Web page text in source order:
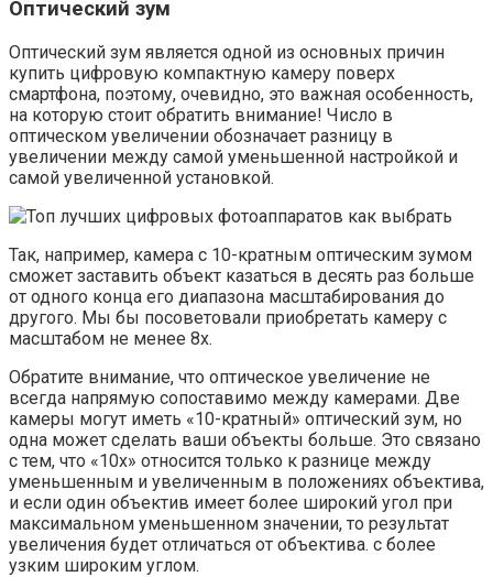
Оптический зум
Оптический зум является одной из основных причин
купить цифровую компактную камеру поверх
смартфона, поэтому, очевидно, это важная особенность,
на которую стоит обратить внимание! Число в
оптическом увеличении обозначает разницу в
увеличении между самой уменьшенной настройкой и
самой увеличенной установкой.
Так, например, камера с 10-кратным оптическим зумом
сможет заставить объект казаться в десять раз больше
от одного конца его диапазона масштабирования до
другого. Мы бы посоветовали приобретать камеру с
масштабом не менее 8x.
Обратите внимание, что оптическое увеличение не
всегда напрямую сопоставимо между камерами. Две
камеры могут иметь «10-кратный» оптический зум, но
одна может сделать ваши объекты больше. Это связано
с тем, что «10x» относится только к разнице между
уменьшенным и увеличенным в положениях объектива,
и если один объектив имеет более широкий угол при
максимальном уменьшенном значении, то результат
увеличения будет отличаться от объектива. с более
узким широким углом.